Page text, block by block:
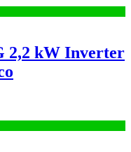
2,2 kW Inverter